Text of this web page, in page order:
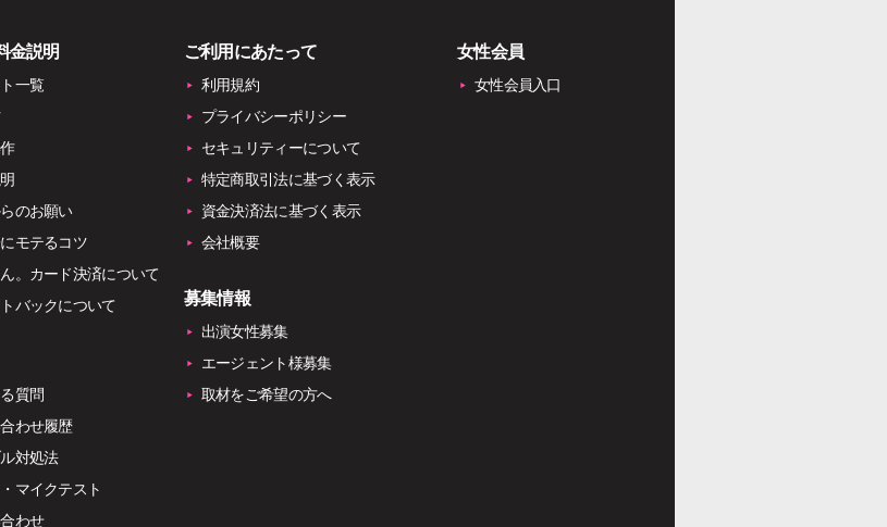
金説明
一覧
のお願い
モテるコツ
。カード決済について
バックについて
質問
わせ履歴
対処法
マイクテスト
わせ
ご利用にあたって
利用規約
プライバシーポリシー
セキュリティーについて
特定商取引法に基づく表示
資金決済法に基づく表示
会社概要
募集情報
出演女性募集
エージェント様募集
取材をご希望の方へ
女性会員
女性会員入口